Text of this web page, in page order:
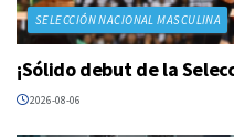
SELECCIÓN NACIONAL MASCULINA
¡Sólido debut de la
2026-08-06